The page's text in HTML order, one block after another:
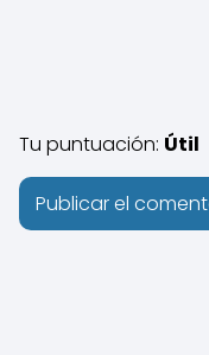
Tu puntuación: Útil